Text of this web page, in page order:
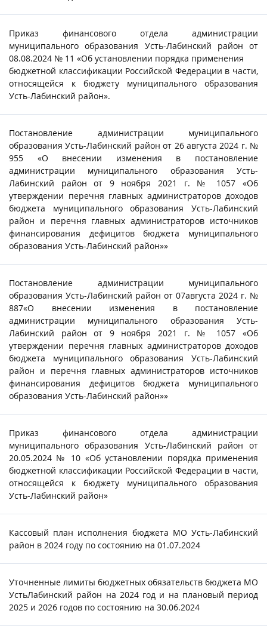
Приказ финансового отдела администрации
муниципального образования Усть-Лабинский район от
08.08.2024 № 11 «Об установлении порядка применения
бюджетной классификации Российской Федерации в части,
относящейся к бюджету муниципального образования
Усть-Лабинский район».
Постановление администрации муниципального
образования Усть-Лабинский район от 26 августа 2024 г. №
955 «О внесении изменения в постановление
администрации муниципального образования Усть-
Лабинский район от 9 ноября 2021 г. № 1057 «Об
утверждении перечня главных администраторов доходов
бюджета муниципального образования Усть-Лабинский
район и перечня главных администраторов источников
финансирования дефицитов бюджета муниципального
образования Усть-Лабинский район»»
Постановление администрации муниципального
образования Усть-Лабинский район от 07августа 2024 г. №
887«О внесении изменения в постановление
администрации муниципального образования Усть-
Лабинский район от 9 ноября 2021 г. № 1057 «Об
утверждении перечня главных администраторов доходов
бюджета муниципального образования Усть-Лабинский
район и перечня главных администраторов источников
финансирования дефицитов бюджета муниципального
образования Усть-Лабинский район»»
Приказ финансового отдела администрации
муниципального образования Усть-Лабинский район от
20.05.2024 № 10 «Об установлении порядка применения
бюджетной классификации Российской Федерации в части,
относящейся к бюджету муниципального образования
Усть-Лабинский район»
Кассовый план исполнения бюджета МО Усть-Лабинский
район в 2024 году по состоянию на 01.07.2024
Уточненные лимиты бюджетных обязательств бюджета МО
УстьЛабинский район на 2024 год и на плановый период
2025 и 2026 годов по состоянию на 30.06.2024